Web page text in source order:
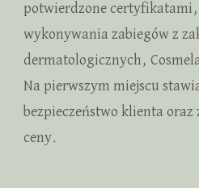
potwierdzone
wykonywania zabiegów z
dermatologicznych,
Na pierwszym miejscu
bezpieczeństwo klienta
ceny.